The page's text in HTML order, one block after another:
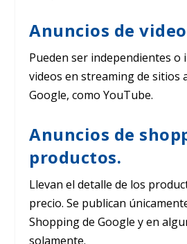
Anuncios de video
Pueden ser independientes o
videos en streaming de sitios
Google, como YouTube.
Anuncios de
productos.
Llevan el detalle de los
precio. Se publican
Shopping de Google y en
solamente.